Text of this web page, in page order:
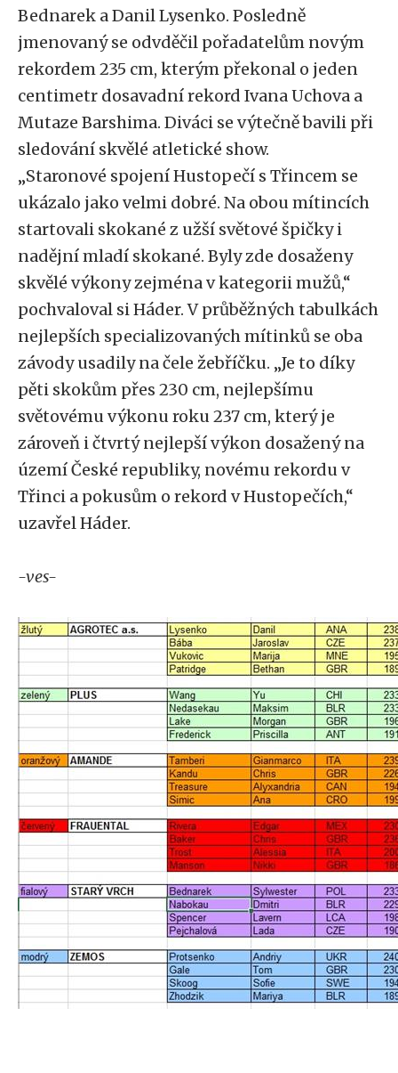
Bednarek a Danil Lysenko. Posledně
jmenovaný se odvděčil pořadatelům novým
rekordem 235 cm, kterým překonal o jeden
centimetr dosavadní rekord Ivana Uchova a
Mutaze Barshima. Diváci se výtečně bavili při
sledování skvělé atletické show.
„Staronové spojení Hustopečí s Třincem se
ukázalo jako velmi dobré. Na obou mítincích
startovali skokané z užší světové špičky i
nadějní mladí skokané. Byly zde dosaženy
skvělé výkony zejména v kategorii mužů,“
pochvaloval si Háder. V průběžných tabulkách
nejlepších specializovaných mítinků se oba
závody usadily na čele žebříčku. „Je to díky
pěti skokům přes 230 cm, nejlepšímu
světovému výkonu roku 237 cm, který je
zároveň i čtvrtý nejlepší výkon dosažený na
území České republiky, novému rekordu v
Třinci a pokusům o rekord v Hustopečích,“
uzavřel Háder.
-ves-